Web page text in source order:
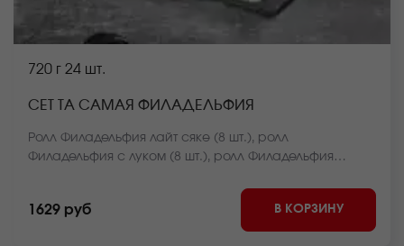
720 г 24 шт.
СЕТ ТА САМАЯ ФИЛАДЕЛЬФИЯ
Ролл Филадельфия лайт сяке (8 шт.), ролл
Филадельфия с луком (8 шт.), ролл Филадельфия
1629 руб В КОРЗИНУ